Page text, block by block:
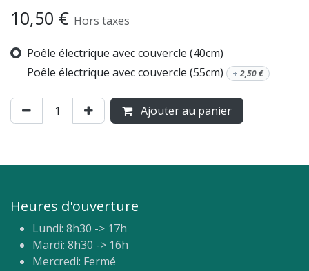
10,50 € Hors taxes
Poêle électrique avec couvercle (40cm)
Poêle électrique avec couvercle (55cm)
+ 2,50€
Ajouter au panier
Heures d'ouverture
Lundi: 8h30 -> 17h
Mardi: 8h30 -> 16h
Mercredi: Fermé